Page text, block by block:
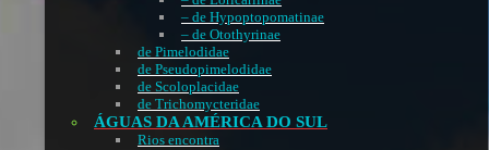
– de Hypoptopomatinae
– de Otothyrinae
de Pimelodidae
de Pseudopimelodidae
de Scoloplacidae
de Trichomycteridae
ÁGUAS DA AMÉRICA DO SUL
Rios encontra